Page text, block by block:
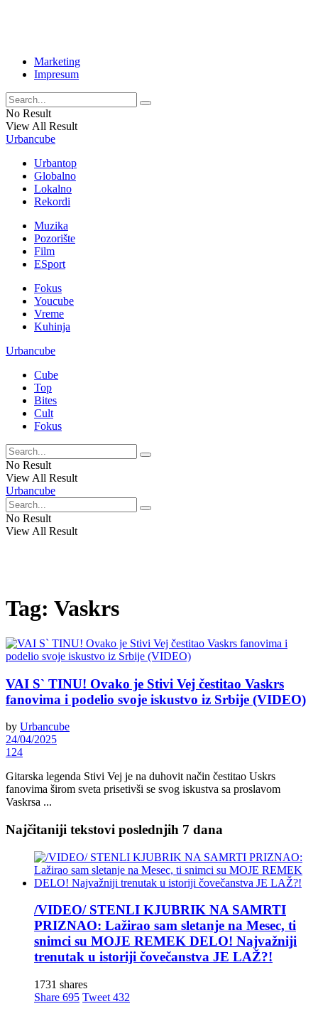
Marketing
Impresum
No Result
View All Result
Urbancube
Urbantop
Globalno
Lokalno
Rekordi
Muzika
Pozorište
Film
ESport
Fokus
Youcube
Vreme
Kuhinja
Urbancube
Cube
Top
Bites
Cult
Fokus
No Result
View All Result
Urbancube
No Result
View All Result
Tag: Vaskrs
VAI S` TINU! Ovako je Stivi Vej čestitao Vaskrs
fanovima i podelio svoje iskustvo iz Srbije (VIDEO)
by Urbancube
24/04/2025
124
Gitarska legenda Stivi Vej je na duhovit način čestitao Uskrs
fanovima širom sveta prisetivši se svog iskustva sa proslavom
Vaskrsa ...
Najčitaniji tekstovi poslednjih 7 dana
/VIDEO/ STENLI KJUBRIK NA SAMRTI
PRIZNAO: Lažirao sam sletanje na Mesec, ti
snimci su MOJE REMEK DELO! Najvažniji
trenutak u istoriji čovečanstva JE LAŽ?!
1731 shares
Share 695 Tweet 432